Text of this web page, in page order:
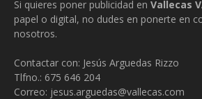
Si quieres poner publicidad en Vallecas
papel o digital, no dudes en ponerte en
nosotros.
Contactar con: Jesús Arguedas Rizzo
Tlfno.: 675 646 204
Correo: jesus.arguedas@vallecas.com